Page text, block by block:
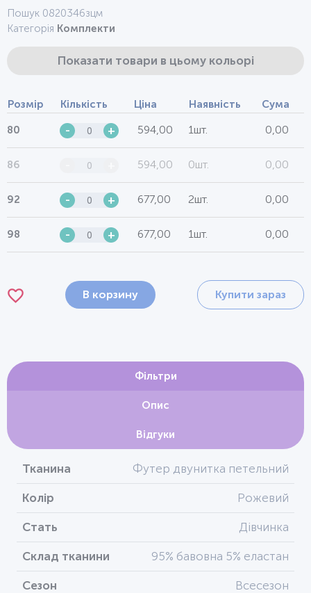
Пошук 0820346зцм
Категорія Комплекти
Показати товари в цьому кольорі
Розмір Кількість Ціна Наявність Сума
80 - + 594,00 1шт. 0,00
86 594,00 0шт. 0,00
92 - + 677,00 2шт. 0,00
98 - + 677,00 1шт. 0,00
В корзину Купити зараз
Фільтри
Опис
Відгуки
Тканина Футер двунитка петельний
Колір Рожевий
Стать Дівчинка
Склад тканини 95% бавовна 5% еластан
Сезон Всесезон